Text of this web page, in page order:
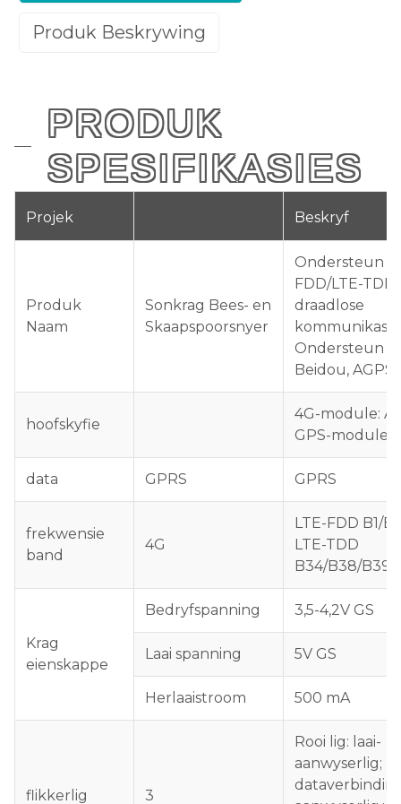
Produk Beskrywing
PRODUK
SPESIFIKASIES
Projek Beskryf
Produk
Naam
Sonkrag Bees- en
Skaapspoorsnyer
Ondersteun
FDD/LTE-TDD
draadlose
kommunikasie,
Ondersteun
Beidou, AGPS,
hoofskyfie
4G-module:
GPS-module:
data GPRS GPRS
frekwensie
band
4G
LTE-FDD B1/
LTE-TDD
B34/B38/B39/
Krag
eienskappe
Bedryfspanning 3,5-4,2V GS
Laai spanning 5V GS
Herlaaistroom 500 mA
flikkerlig 3
Rooi lig: laai-
aanwyserlig;